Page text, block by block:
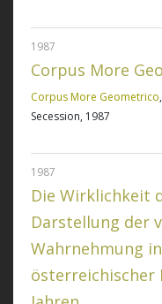
1987
Corpus More
Corpus More Geometrico
Secession, 1987
1987
Die Wirklichkeit
Darstellung der
Wahrnehmung
österreichischer